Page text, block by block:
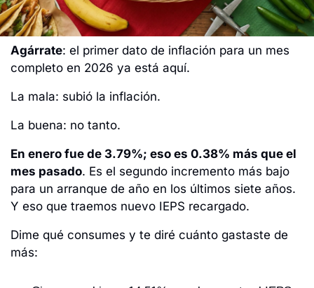
Agárrate: el primer dato de inflación para un mes
completo en 2026 ya está aquí.
La mala: subió la inflación.
La buena: no tanto.
En enero fue de 3.79%; eso es 0.38% más que el
mes pasado. Es el segundo incremento más bajo
para un arranque de año en los últimos siete años.
Y eso que traemos nuevo IEPS recargado.
Dime qué consumes y te diré cuánto gastaste de
más: